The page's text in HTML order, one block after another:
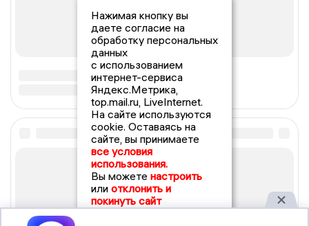
Нажимая кнопку вы
даете согласие на
обработку персональных
данных
с использованием
интернет-сервиса
Яндекс.Метрика,
top.mail.ru, LiveInternet.
На сайте используются
cookie. Оставаясь на
сайте, вы принимаете
все условия
использования.
Вы можете настроить
или отклонить и
покинуть сайт